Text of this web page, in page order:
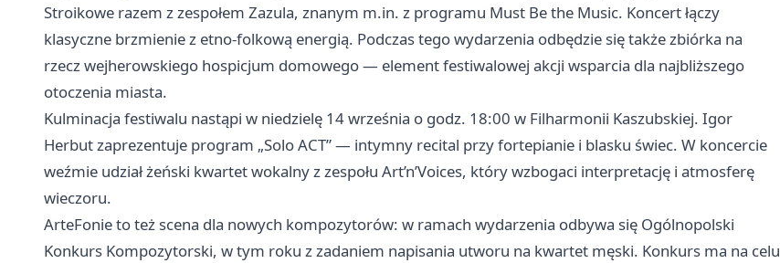
Stroikowe razem z zespołem Zazula, znanym m.in. z programu Must Be the Music. Koncert łączy
klasyczne brzmienie z etno‑folkową energią. Podczas tego wydarzenia odbędzie się także zbiórka na
rzecz wejherowskiego hospicjum domowego — element festiwalowej akcji wsparcia dla najbliższego
otoczenia miasta.
Kulminacja festiwalu nastąpi w niedzielę 14 września o godz. 18:00 w Filharmonii Kaszubskiej. Igor
Herbut zaprezentuje program „Solo ACT” — intymny recital przy fortepianie i blasku świec. W koncercie
weźmie udział żeński kwartet wokalny z zespołu Art’n’Voices, który wzbogaci interpretację i atmosferę
wieczoru.
ArteFonie to też scena dla nowych kompozytorów: w ramach wydarzenia odbywa się Ogólnopolski
Konkurs Kompozytorski, w tym roku z zadaniem napisania utworu na kwartet męski. Konkurs ma na celu